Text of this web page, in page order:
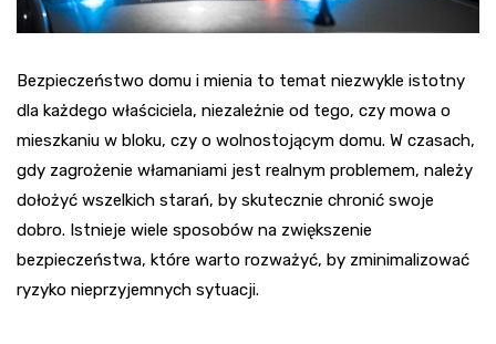
Bezpieczeństwo domu i mienia to temat niezwykle istotny
dla każdego właściciela, niezależnie od tego, czy mowa o
mieszkaniu w bloku, czy o wolnostojącym domu. W czasach,
gdy zagrożenie włamaniami jest realnym problemem, należy
dołożyć wszelkich starań, by skutecznie chronić swoje
dobro. Istnieje wiele sposobów na zwiększenie
bezpieczeństwa, które warto rozważyć, by zminimalizować
ryzyko nieprzyjemnych sytuacji.